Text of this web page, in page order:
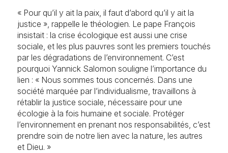
« Pour qu’il y ait la paix, il faut d’abord qu’il y ait la
justice », rappelle le théologien. Le pape François
insistait : la crise écologique est aussi une crise
sociale, et les plus pauvres sont les premiers touchés
par les dégradations de l’environnement. C’est
pourquoi Yannick Salomon souligne l’importance du
lien : « Nous sommes tous concernés. Dans une
société marquée par l’individualisme, travaillons à
rétablir la justice sociale, nécessaire pour une
écologie à la fois humaine et sociale. Protéger
l’environnement en prenant nos responsabilités, c’est
prendre soin de notre lien avec la nature, les autres
et Dieu. »